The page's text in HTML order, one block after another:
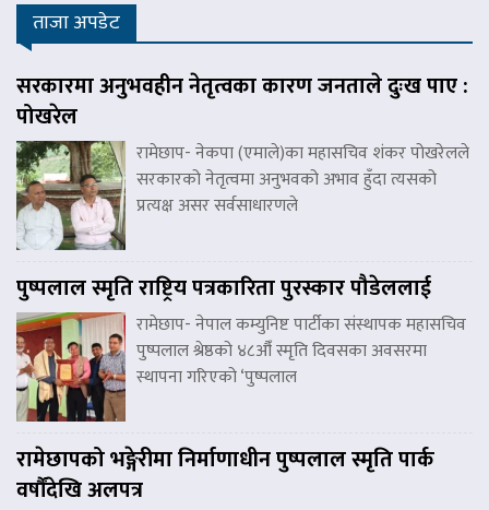
ताजा अपडेट
सरकारमा अनुभवहीन नेतृत्वका कारण जनताले दुःख पाए :
पोखरेल
रामेछाप- नेकपा (एमाले)का महासचिव शंकर पोखरेलले
सरकारको नेतृत्वमा अनुभवको अभाव हुँदा त्यसको
प्रत्यक्ष असर सर्वसाधारणले
पुष्पलाल स्मृति राष्ट्रिय पत्रकारिता पुरस्कार पौडेललाई
रामेछाप- नेपाल कम्युनिष्ट पार्टीका संस्थापक महासचिव
पुष्पलाल श्रेष्ठको ४८औँ स्मृति दिवसका अवसरमा
स्थापना गरिएको ‘पुष्पलाल
रामेछापको भङ्गेरीमा निर्माणाधीन पुष्पलाल स्मृति पार्क
वर्षौंदेखि अलपत्र